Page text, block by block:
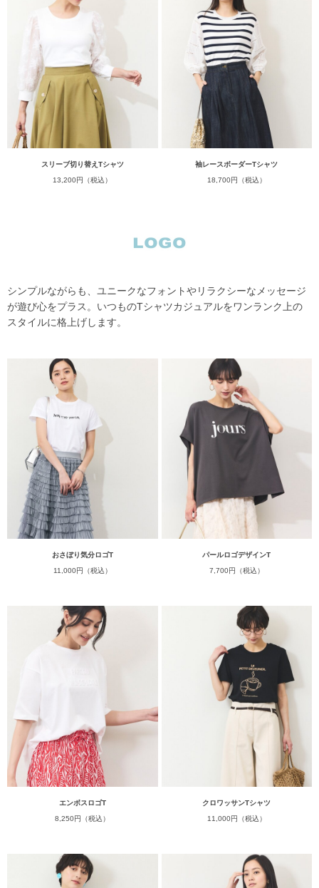
スリーブ切り替えTシャツ
13,200円（税込）
袖レースボーダーTシャツ
18,700円（税込）
シンプルながらも、ユニークなフォントやリラクシーなメッセージ
が遊び心をプラス。いつものTシャツカジュアルをワンランク上の
スタイルに格上げします。
おさぼり気分ロゴT
11,000円（税込）
パールロゴデザインT
7,700円（税込）
エンボスロゴT
8,250円（税込）
クロワッサンTシャツ
11,000円（税込）